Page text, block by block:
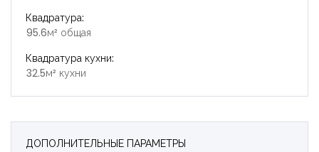
Квадратура:
95.6м² общая
Квадратура кухни:
32.5м² кухни
ДОПОЛНИТЕЛЬНЫЕ ПАРАМЕТРЫ